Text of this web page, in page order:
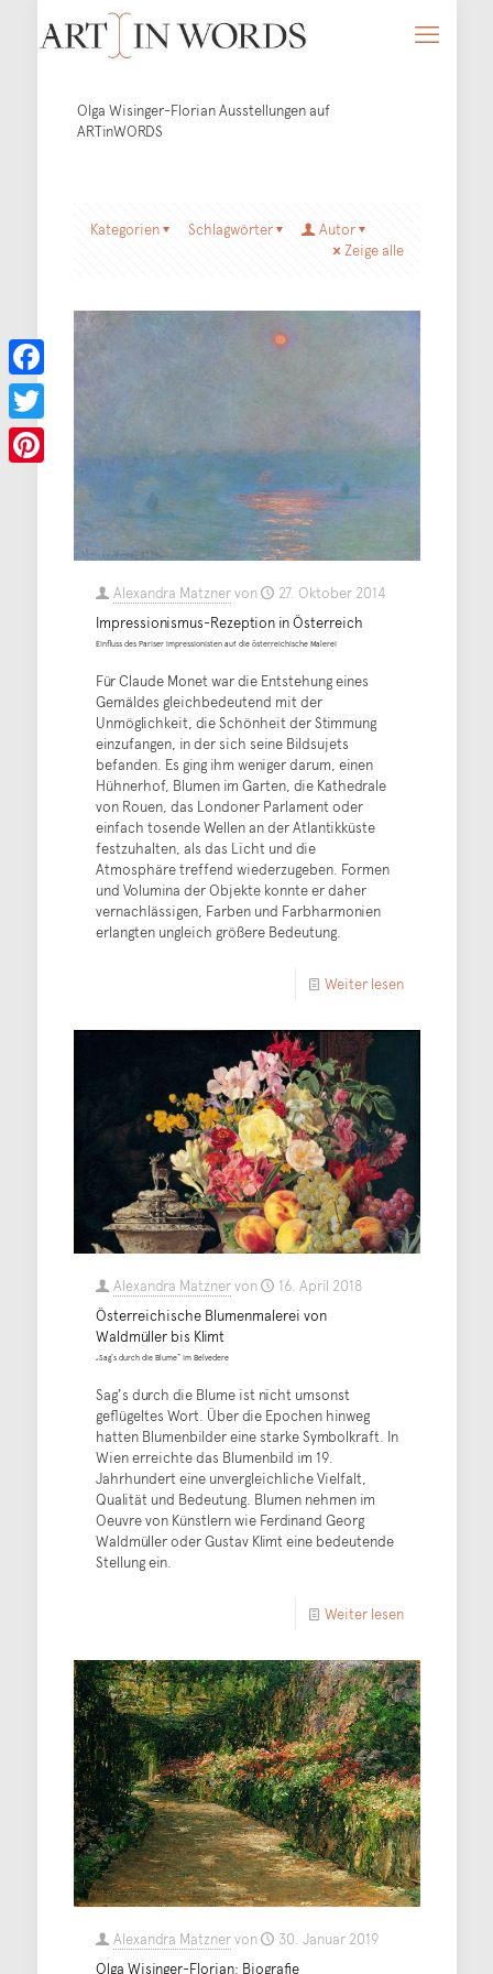
Olga Wisinger-Florian Ausstellungen auf
ARTinWORDS
Kategorien Schlagwörter
Autor
Zeige alle
Alexandra Matznervon
27. Oktober 2014
Impressionismus-Rezeption in Österreich
Einfluss des Pariser Impressionisten auf die österreichische Malerei
Für Claude Monet war die Entstehung eines
Gemäldes gleichbedeutend mit der
Unmöglichkeit, die Schönheit der Stimmung
einzufangen, in der sich seine Bildsujets
befanden. Es ging ihm weniger darum, einen
Hühnerhof, Blumen im Garten, die Kathedrale
von Rouen, das Londoner Parlament oder
einfach tosende Wellen an der Atlantikküste
festzuhalten, als das Licht und die
Atmosphäre treffend wiederzugeben. Formen
und Volumina der Objekte konnte er daher
vernachlässigen, Farben und Farbharmonien
erlangten ungleich größere Bedeutung.
Weiter lesen
Alexandra Matznervon
16. April 2018
Österreichische Blumenmalerei von
Waldmüller bis Klimt
„Sag's durch die Blume“ im Belvedere
Sag's durch die Blume ist nicht umsonst
geflügeltes Wort. Über die Epochen hinweg
hatten Blumenbilder eine starke Symbolkraft. In
Wien erreichte das Blumenbild im 19.
Jahrhundert eine unvergleichliche Vielfalt,
Qualität und Bedeutung. Blumen nehmen im
Oeuvre von Künstlern wie Ferdinand Georg
Waldmüller oder Gustav Klimt eine bedeutende
Stellung ein.
Weiter lesen
Alexandra Matznervon
30. Januar 2019
Olga Wisinger-Florian: Biografie
Facebook
Twitter